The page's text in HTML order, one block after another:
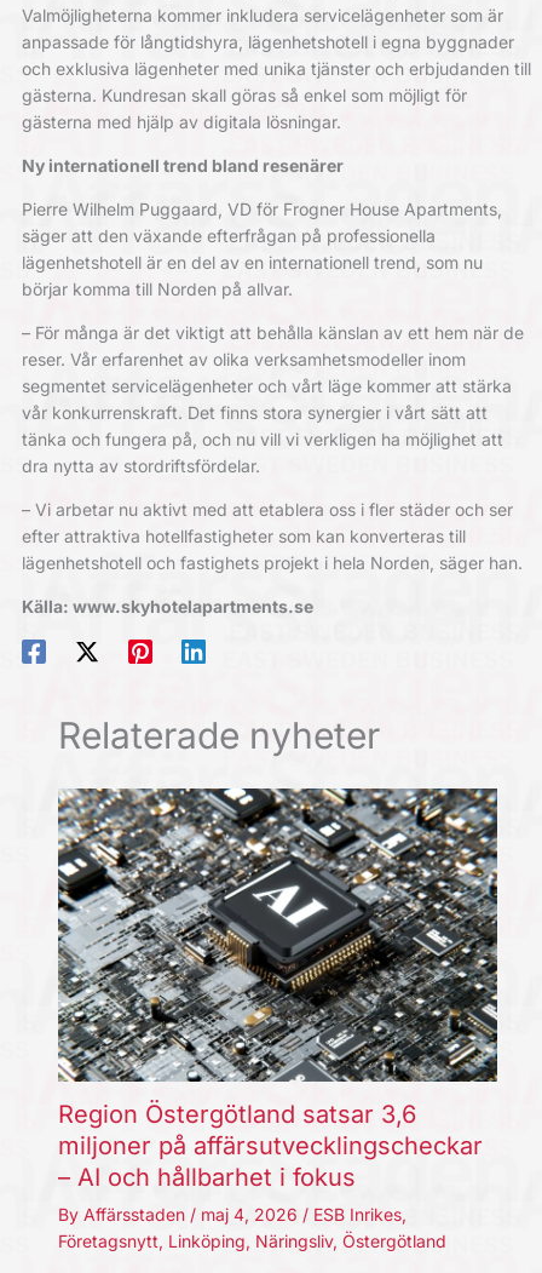
Valmöjligheterna kommer inkludera servicelägenheter som är
anpassade för långtidshyra, lägenhetshotell i egna byggnader
och exklusiva lägenheter med unika tjänster och erbjudanden till
gästerna. Kundresan skall göras så enkel som möjligt för
gästerna med hjälp av digitala lösningar.
Ny internationell trend bland resenärer
Pierre Wilhelm Puggaard, VD för Frogner House Apartments,
säger att den växande efterfrågan på professionella
lägenhetshotell är en del av en internationell trend, som nu
börjar komma till Norden på allvar.
– För många är det viktigt att behålla känslan av ett hem när de
reser. Vår erfarenhet av olika verksamhetsmodeller inom
segmentet servicelägenheter och vårt läge kommer att stärka
vår konkurrenskraft. Det finns stora synergier i vårt sätt att
tänka och fungera på, och nu vill vi verkligen ha möjlighet att
dra nytta av stordriftsfördelar.
– Vi arbetar nu aktivt med att etablera oss i fler städer och ser
efter attraktiva hotellfastigheter som kan konverteras till
lägenhetshotell och fastighets projekt i hela Norden, säger han.
Källa: www.skyhotelapartments.se
Relaterade nyheter
Region Östergötland satsar 3,6
miljoner på affärsutvecklingscheckar
– AI och hållbarhet i fokus
By Affärsstaden / maj 4, 2026 / ESB Inrikes,
Företagsnytt, Linköping, Näringsliv, Östergötland